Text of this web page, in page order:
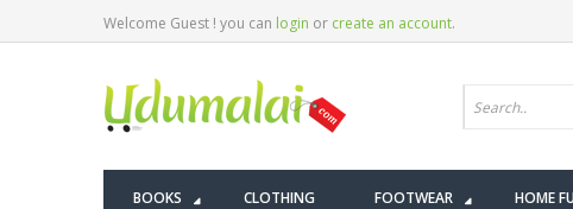
Welcome Guest ! you can login or create an account.
BOOKS CLOTHING FOOTWEAR HOME